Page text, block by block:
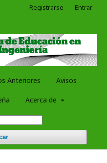
Anteriores Avisos
Acerca de
Registrarse Entrar